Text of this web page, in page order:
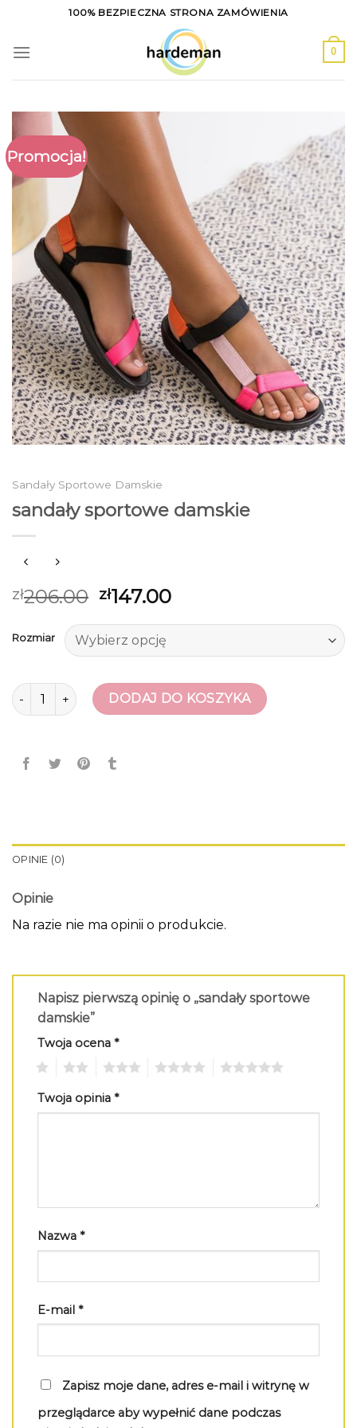
content
100% BEZPIECZNA STRONA ZAMÓWIENIA
0
Promocja!
Sandały Sportowe Damskie
sandały sportowe damskie
zł206.00 zł147.00
Rozmiar
ilość sandały sportowe damskie
DODAJ DO KOSZYKA
OPINIE (0)
Opinie
Na razie nie ma opinii o produkcie.
Napisz pierwszą opinię o „sandały sportowe
damskie”
Twoja ocena *
Twoja opinia *
Nazwa *
E-mail *
Zapisz moje dane, adres e-mail i witrynę w
przeglądarce aby wypełnić dane podczas